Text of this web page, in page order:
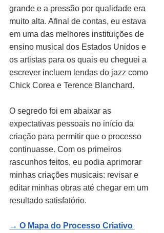
grande e a pressão por qualidade era
muito alta. Afinal de contas, eu estava
em uma das melhores instituições de
ensino musical dos Estados Unidos e
os artistas para os quais eu cheguei a
escrever incluem lendas do jazz como
Chick Corea e Terence Blanchard.
O segredo foi em abaixar as
expectativas pessoais no início da
criação para permitir que o processo
continuasse. Com os primeiros
rascunhos feitos, eu podia aprimorar
minhas criações musicais: revisar e
editar minhas obras até chegar em um
resultado satisfatório.
→ O Mapa do Processo Criativo